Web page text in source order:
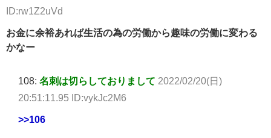
ID:rw1Z2uVd
お金に余裕あれば生活の為の労働から趣味の労働に変わる
かなー
108: 名刺は切らしておりまして 2022/02/20(日)
20:51:11.95 ID:vykJc2M6
>>106